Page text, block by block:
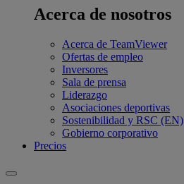
Acerca de nosotros
Acerca de TeamViewer
Ofertas de empleo
Inversores
Sala de prensa
Liderazgo
Asociaciones deportivas
Sostenibilidad y RSC (EN)
Gobierno corporativo
Precios